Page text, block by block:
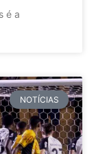
é a
NOTÍCIAS